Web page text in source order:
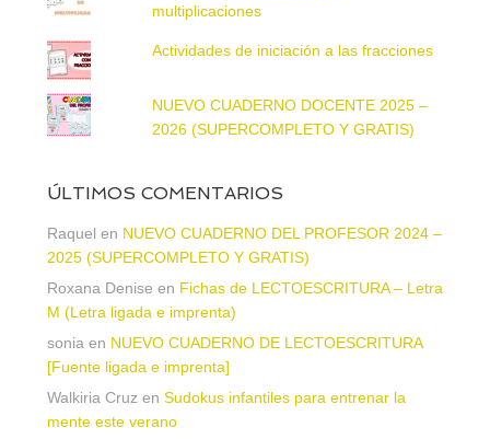
multiplicaciones
Actividades de iniciación a las fracciones
NUEVO CUADERNO DOCENTE 2025 –
2026 (SUPERCOMPLETO Y GRATIS)
ÚLTIMOS COMENTARIOS
Raquel en NUEVO CUADERNO DEL PROFESOR 2024 –
2025 (SUPERCOMPLETO Y GRATIS)
Roxana Denise en Fichas de LECTOESCRITURA – Letra
M (Letra ligada e imprenta)
sonia en NUEVO CUADERNO DE LECTOESCRITURA
[Fuente ligada e imprenta]
Walkiria Cruz en Sudokus infantiles para entrenar la
mente este verano